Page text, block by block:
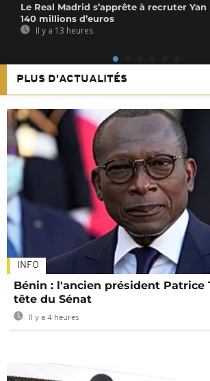
Le Real Madrid s’apprête à recruter
140 millions d’euros
Il y a 13 heures
PLUS D'ACTUALITÉS
INFO
Bénin : l'ancien président Patrice
tête du Sénat
Il y a 4 heures